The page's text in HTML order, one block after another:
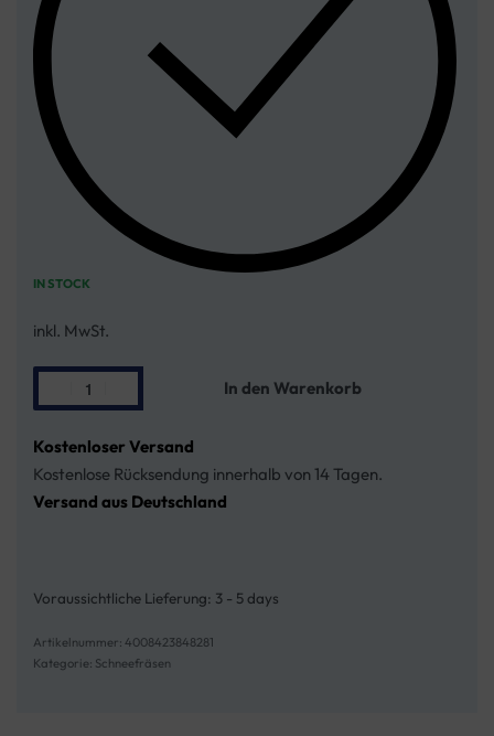
IN STOCK
inkl. MwSt.
In den Warenkorb
Kostenloser Versand
Kostenlose Rücksendung innerhalb von 14 Tagen.
Versand aus Deutschland
Voraussichtliche Lieferung: 3 - 5 days
4008423848281
Kategorie: Schneefräsen